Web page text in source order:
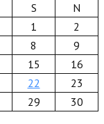
S
N
1
2
8
9
15
16
22
23
29
30